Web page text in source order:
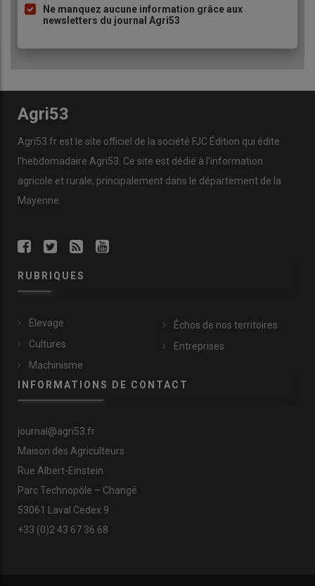
Ne manquez aucune information grâce aux
newsletters du journal Agri53
Agri53
Agri53.fr est le site officiel de la société FJC Édition qui édite
l’hebdomadaire Agri53. Ce site est dédié à l’information
agricole et rurale, principalement dans le département de la
Mayenne.
RUBRIQUES
Élevage
Cultures
Machinisme
Échos de nos territoires
Entreprises
INFORMATIONS DE CONTACT
journal@agri53.fr
Maison des Agriculteurs
Rue Albert-Einstein
Parc Technopôle – Changé
53061 Laval Cedex 9
+33 (0)2 43 67 36 68